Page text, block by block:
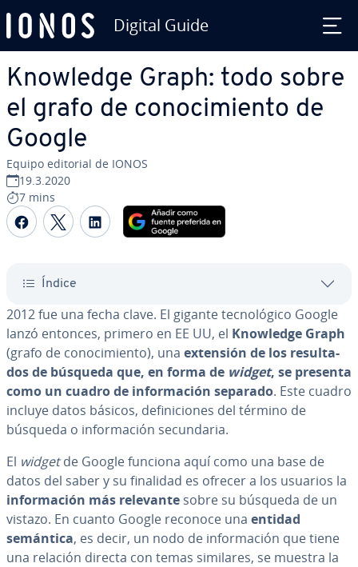
Digital Guide
Knowledge Graph: todo sobre
el grafo de co­no­ci­mie­n­to de
Google
Equipo editorial de IONOS
19.3.2020
7 mins
Compartir Facebook
Compartir Twitter
Compartir LinkedIn
Índice
2012 fue una fecha clave. El gigante te­c­no­ló­gi­co Google
lanzó entonces, primero en EE UU, el Knowledge Graph
(grafo de co­no­ci­mie­n­to), una extensión de los re­su­l­ta­
dos de búsqueda que, en forma de widget, se presenta
como un cuadro de in­fo­r­ma­ción separado. Este cuadro
incluye datos básicos, de­fi­ni­cio­nes del término de
búsqueda o in­fo­r­ma­ción se­cu­n­da­ria.
El widgetde Google funciona aquí como una base de
datos del saber y su finalidad es ofrecer a los usuarios la
in­fo­r­ma­ción más relevante sobre su búsqueda de un
vistazo. En cuanto Google reconoce una entidad
semántica, es decir, un nodo de in­fo­r­ma­ción que tiene
una relación directa con temas similares, se muestra la